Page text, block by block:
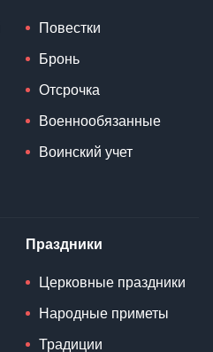
Повестки
Бронь
Отсрочка
Военнообязанные
Воинский учет
Праздники
Церковные праздники
Народные приметы
Традиции